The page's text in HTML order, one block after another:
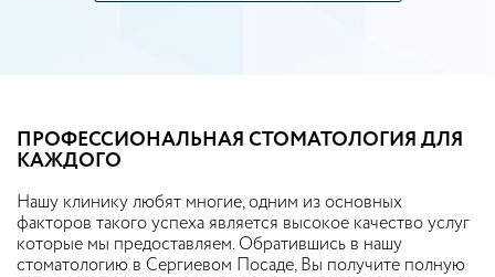
ПРОФЕССИОНАЛЬНАЯ СТОМАТОЛОГИЯ ДЛЯ
КАЖДОГО
Нашу клинику любят многие, одним из основных
факторов такого успеха является высокое качество услуг
которые мы предоставляем. Обратившись в нашу
стоматологию в Сергиевом Посаде, Вы получите полную